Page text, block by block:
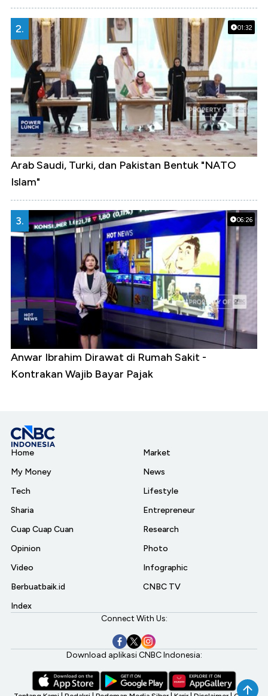
01:32
2.
Arab Saudi, Turki, dan Pakistan Bentuk "NATO
Islam"
06:26
3.
Anwar Ibrahim Dirawat di Rumah Sakit -
Kontrakan Wajib Bayar Pajak
Home
My Money
Tech
Sharia
Cuap Cuap Cuan
Opinion
Video
Berbuatbaik.id
Index
Market
News
Lifestyle
Entrepreneur
Research
Photo
Infographic
CNBC TV
Connect With Us:
Download aplikasi CNBC Indonesia: